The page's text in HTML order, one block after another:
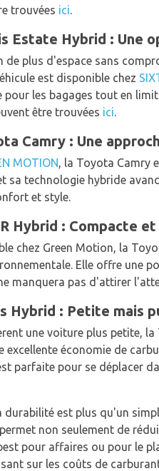
trouvées ici.
Estate Hybrid : Une
de plus d'espace sans
est disponible chez
pour les bagages tout en
être trouvées ici.
Camry : Une
MOTION, la Toyota Camry
sa technologie hybride
et style.
Hybrid : Compacte
chez Green Motion, la
Elle offre une
manquera pas d'attirer
Hybrid : Petite mais
une voiture plus petite,
excellente économie de
parfaite pour se déplacer
durabilité est plus qu'un
permet non seulement de
pour affaires ou pour le
sur les coûts de